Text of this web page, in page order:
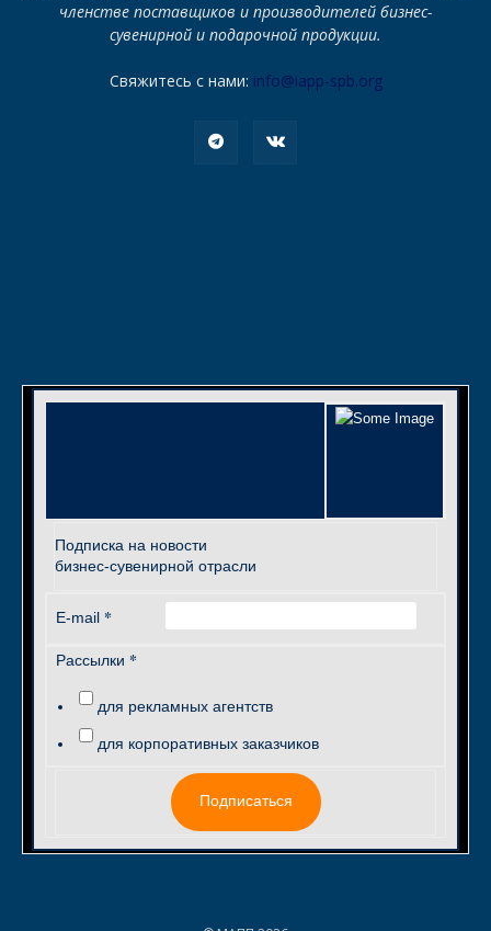
членстве поставщиков и производителей бизнес-
сувенирной и подарочной продукции.
Свяжитесь с нами: info@iapp-spb.org
Подписка на новости
бизнес-сувенирной отрасли
E-mail *
Рассылки *
для рекламных агентств
для корпоративных заказчиков
Подписаться